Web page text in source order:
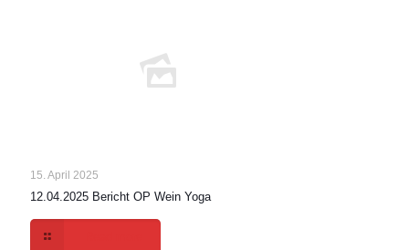
15. April 2025
12.04.2025 Bericht OP Wein Yoga